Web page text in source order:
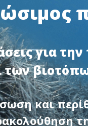
για
των
και